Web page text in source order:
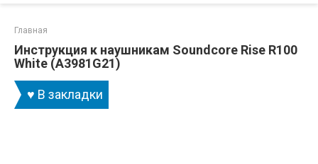
Главная
Инструкция к наушникам Soundcore Rise R100
White (A3981G21)
♥ В закладки